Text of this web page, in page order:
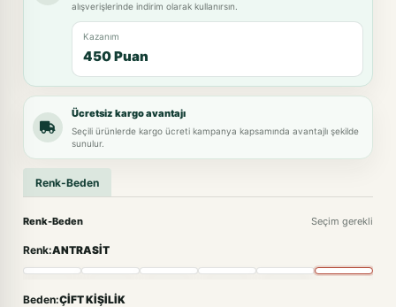
alışverişlerinde indirim olarak kullanırsın.
Kazanım
450 Puan
Ücretsiz kargo avantajı
Seçili ürünlerde kargo ücreti kampanya kapsamında avantajlı şekilde
sunulur.
Renk-Beden
Renk-Beden Seçim gerekli
Renk:ANTRASİT
Beden:ÇİFT KİŞİLİK